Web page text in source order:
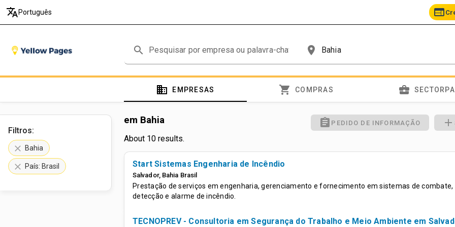
translate Português web
search place
domain EMPRESAS shopping_cart COMPRAS business_center
Filtros:
clear Bahia
clear País: Brasil
add
assignment PEDIDO DE INFORMAÇÃO
em Bahia
About 10 results.
Start Sistemas Engenharia de Incêndio
Salvador, Bahia Brasil
Prestação de serviços em engenharia, gerenciamento e fornecimento em sistemas de combate,
detecção e alarme de incêndio.
TECNOPREV - Consultoria em Segurança do Trabalho e Meio Ambiente em